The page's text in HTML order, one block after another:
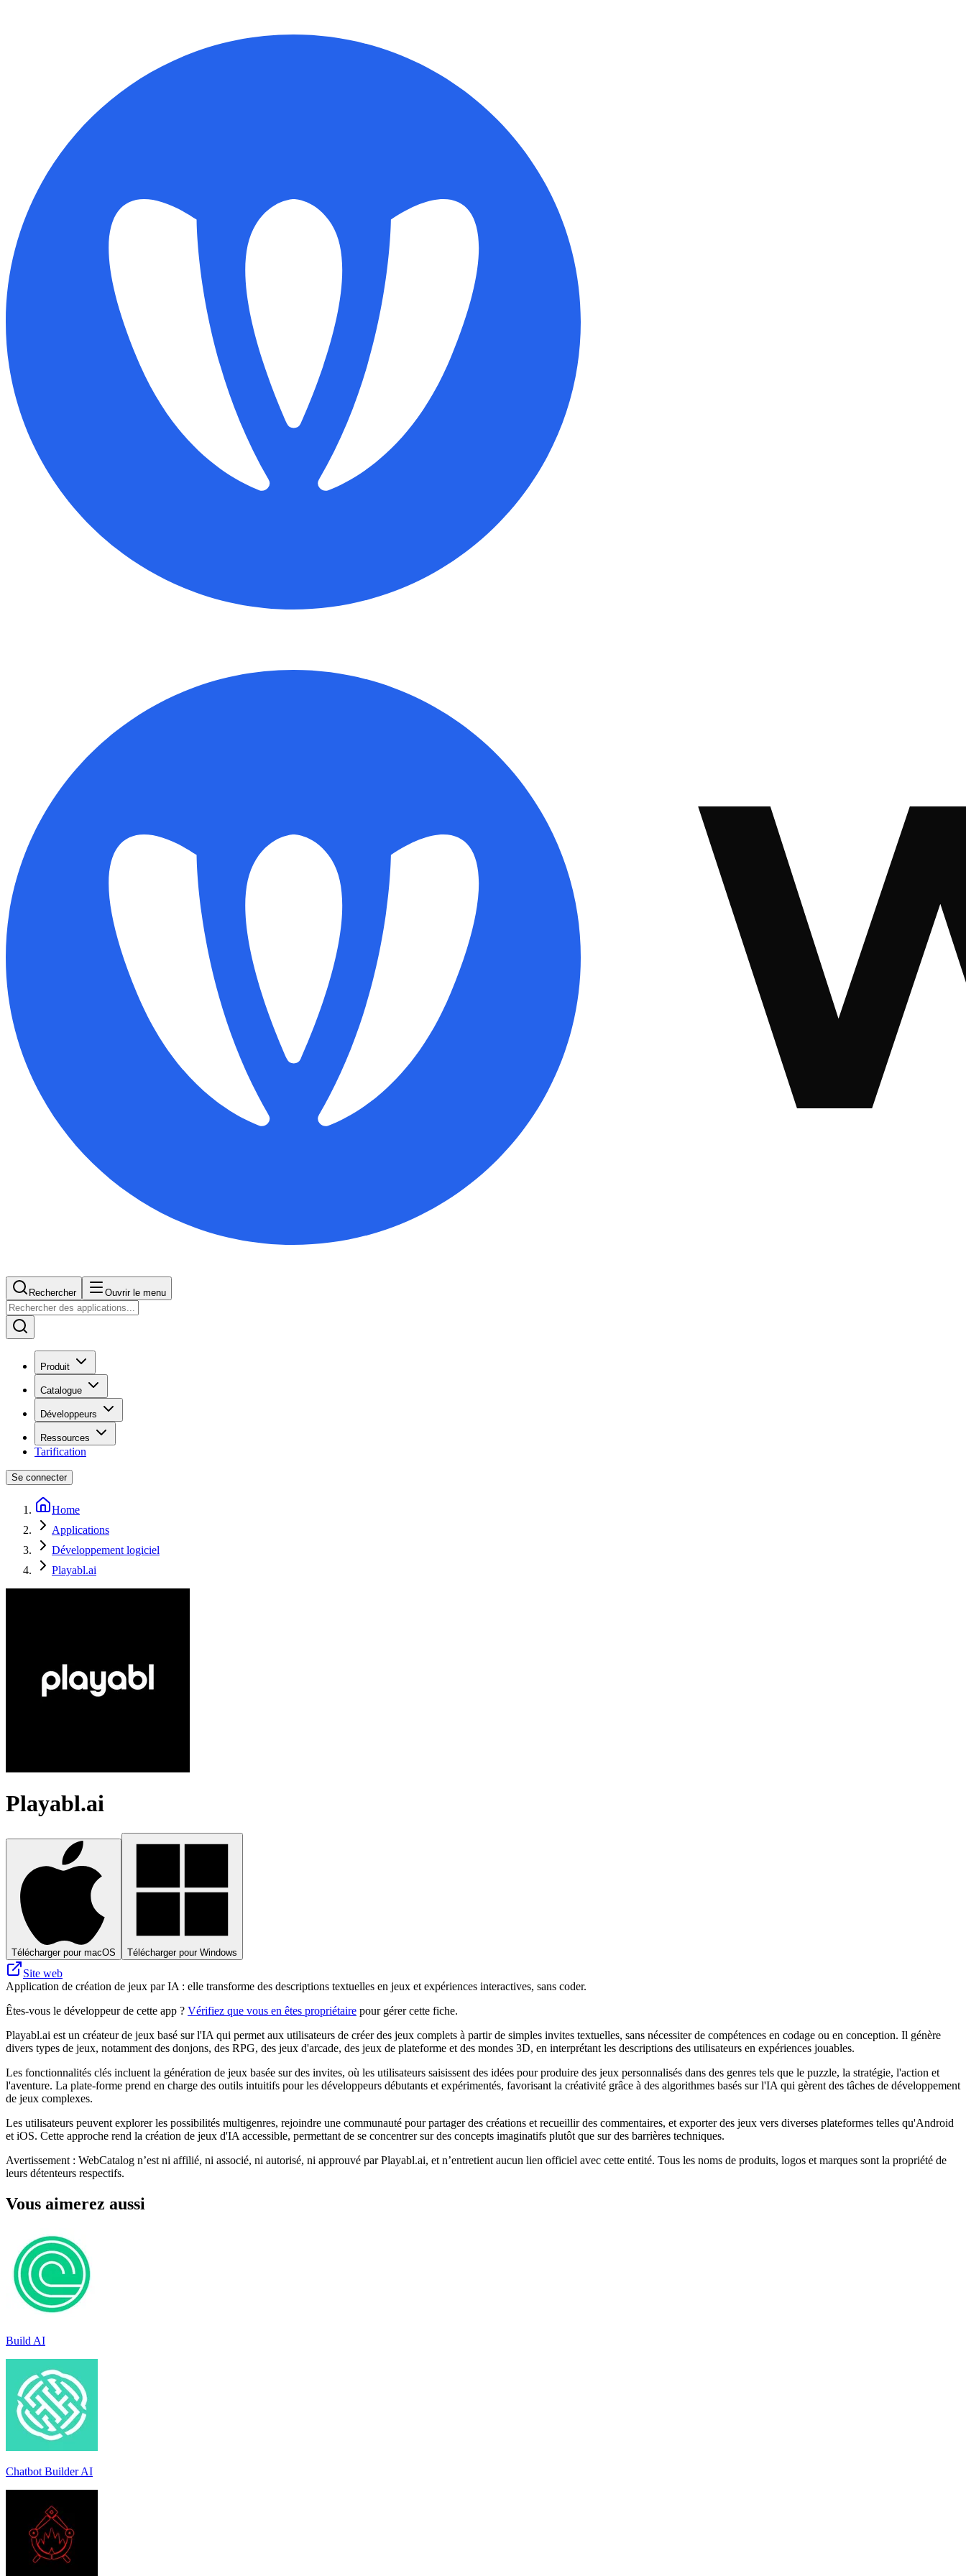
Rechercher Ouvrir le menu
Produit
Catalogue
Développeurs
Ressources
Tarification
Se connecter
Home
Applications
Développement logiciel
Playabl.ai
Playabl.ai
Télécharger pour macOS Télécharger pour Windows
Site web
Application de création de jeux par IA : elle transforme des descriptions textuelles en jeux et expériences interactives, sans coder.
Êtes-vous le développeur de cette app ? Vérifiez que vous en êtes propriétaire pour gérer cette fiche.
Playabl.ai est un créateur de jeux basé sur l'IA qui permet aux utilisateurs de créer des jeux complets à partir de simples invites textuelles, sans nécessiter de compétences en codage ou en conception. Il génère
divers types de jeux, notamment des donjons, des RPG, des jeux d'arcade, des jeux de plateforme et des mondes 3D, en interprétant les descriptions des utilisateurs en expériences jouables.
Les fonctionnalités clés incluent la génération de jeux basée sur des invites, où les utilisateurs saisissent des idées pour produire des jeux personnalisés dans des genres tels que le puzzle, la stratégie, l'action et
l'aventure. La plate-forme prend en charge des outils intuitifs pour les développeurs débutants et expérimentés, favorisant la créativité grâce à des algorithmes basés sur l'IA qui gèrent des tâches de développement
de jeux complexes.
Les utilisateurs peuvent explorer les possibilités multigenres, rejoindre une communauté pour partager des créations et recueillir des commentaires, et exporter des jeux vers diverses plateformes telles qu'Android
et iOS. Cette approche rend la création de jeux d'IA accessible, permettant de se concentrer sur des concepts imaginatifs plutôt que sur des barrières techniques.
Avertissement : WebCatalog n’est ni affilié, ni associé, ni autorisé, ni approuvé par Playabl.ai, et n’entretient aucun lien officiel avec cette entité. Tous les noms de produits, logos et marques sont la propriété de
leurs détenteurs respectifs.
Vous aimerez aussi
Build AI
Chatbot Builder AI